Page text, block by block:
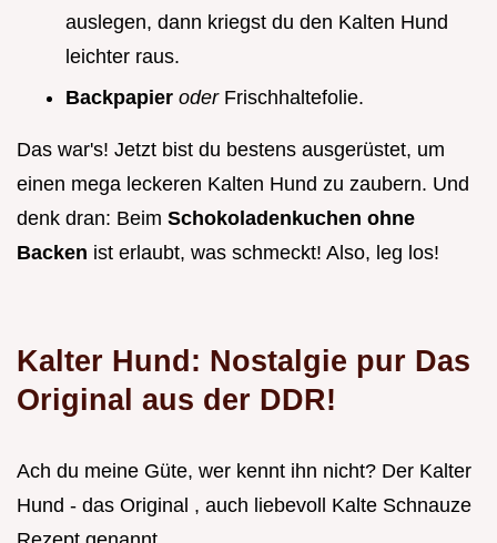
auslegen, dann kriegst du den Kalten Hund
leichter raus.
Backpapier oder Frischhaltefolie.
Das war's! Jetzt bist du bestens ausgerüstet, um
einen mega leckeren Kalten Hund zu zaubern. Und
denk dran: Beim Schokoladenkuchen ohne
Backen ist erlaubt, was schmeckt! Also, leg los!
Kalter Hund: Nostalgie pur Das
Original aus der DDR!
Ach du meine Güte, wer kennt ihn nicht? Der Kalter
Hund - das Original , auch liebevoll Kalte Schnauze